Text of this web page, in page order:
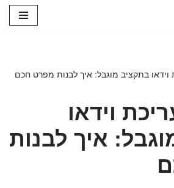
בתקציב מוגבל: איך לבנות מפרט חכם
וידאו
איך לבנות